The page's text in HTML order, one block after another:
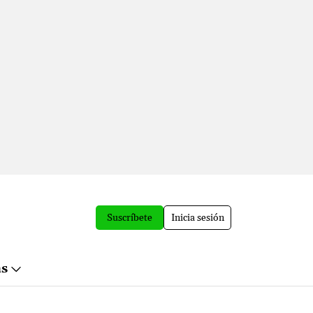
Suscríbete Inicia sesión